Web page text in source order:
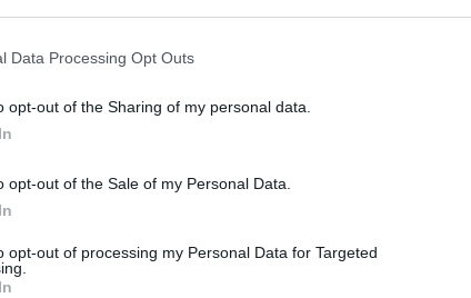
Data Processing Opt Outs
opt-out of the Sharing of my personal data.
opt-out of the Sale of my Personal Data.
opt-out of processing my Personal Data for Targeted
Empfängnis Verhütung - andere Mittel
Depression - SSRI